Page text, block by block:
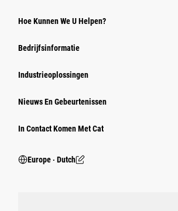
Hoe Kunnen We U Helpen?
Bedrijfsinformatie
Industrieoplossingen
Nieuws En Gebeurtenissen
In Contact Komen Met Cat
Europe ‧ Dutch